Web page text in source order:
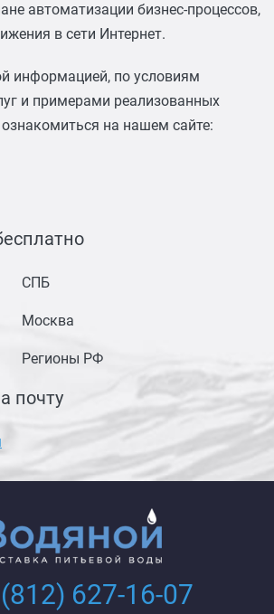
автоматизации бизнес-процессов,
в сети Интернет.
информацией, по условиям
и примерами реализованных
на нашем сайте:
СПБ
Москва
Регионы РФ
почту
627-16-07